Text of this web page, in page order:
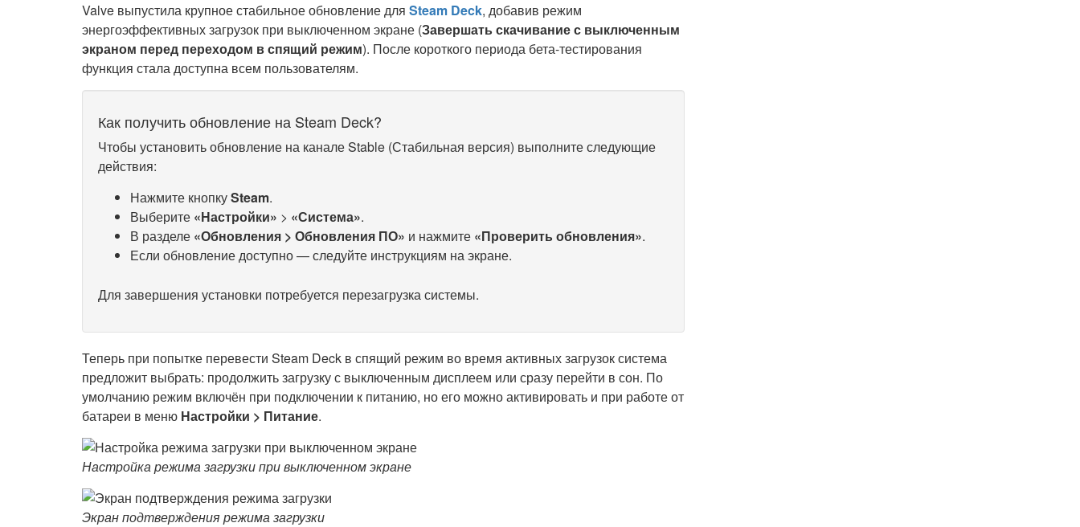
Valve выпустила крупное стабильное обновление для Steam Deck, добавив режим
энергоэффективных загрузок при выключенном экране (Завершать скачивание с выключенным
экраном перед переходом в спящий режим). После короткого периода бета-тестирования
функция стала доступна всем пользователям.
Как получить обновление на Steam Deck?
Чтобы установить обновление на канале Stable (Стабильная версия) выполните следующие
действия:
Нажмите кнопкуSteam.
Выберите «Настройки» > «Система».
В разделе «Обновления > Обновления ПО» и нажмите «Проверить обновления».
Если обновление доступно — следуйте инструкциям на экране.
Для завершения установки потребуется перезагрузка системы.
Теперь при попытке перевести Steam Deck в спящий режим во время активных загрузок система
предложит выбрать: продолжить загрузку с выключенным дисплеем или сразу перейти в сон. По
умолчанию режим включён при подключении к питанию, но его можно активировать и при работе от
батареи в меню Настройки > Питание.
Настройка режима загрузки при выключенном экране
Экран подтверждения режима загрузки